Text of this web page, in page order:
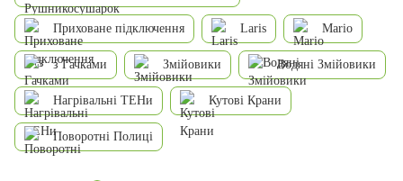
Приховане підключення Laris Mario
з Гачками Змійовики Водяні Змійовики
Нагрівальні ТЕНи Кутові Крани
Поворотні Полиці